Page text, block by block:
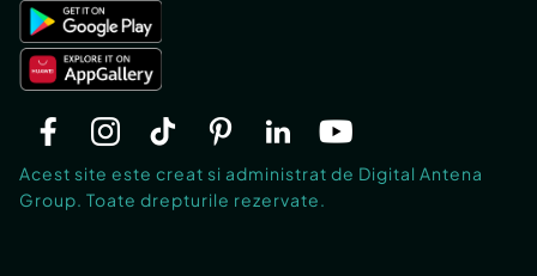
Acest site este creat si administrat de Digital Antena
Group. Toate drepturile rezervate.